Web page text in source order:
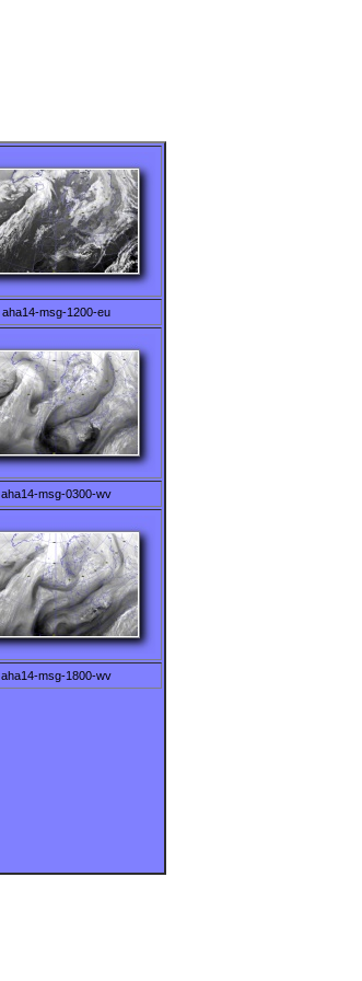
aha14-msg-1200-eu
aha14-msg-0300-wv
aha14-msg-1800-wv